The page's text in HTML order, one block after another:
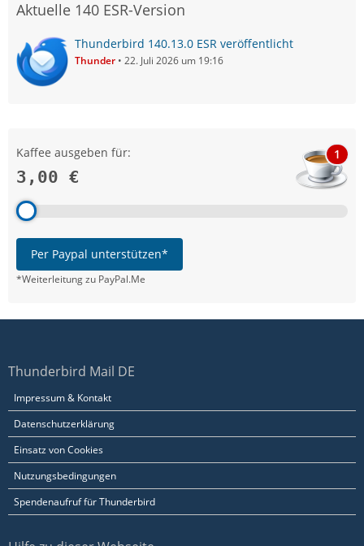
Aktuelle 140 ESR-Version
Thunderbird 140.13.0 ESR veröffentlicht
Thunder 22. Juli 2026 um 19:16
Kaffee ausgeben für:
3,00 €
1
Per Paypal unterstützen*
*Weiterleitung zu PayPal.Me
Thunderbird Mail DE
Impressum & Kontakt
Datenschutzerklärung
Einsatz von Cookies
Nutzungsbedingungen
Spendenaufruf für Thunderbird